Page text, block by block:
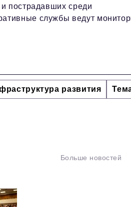
пострадавших среди
службы ведут
развития
Больше новостей